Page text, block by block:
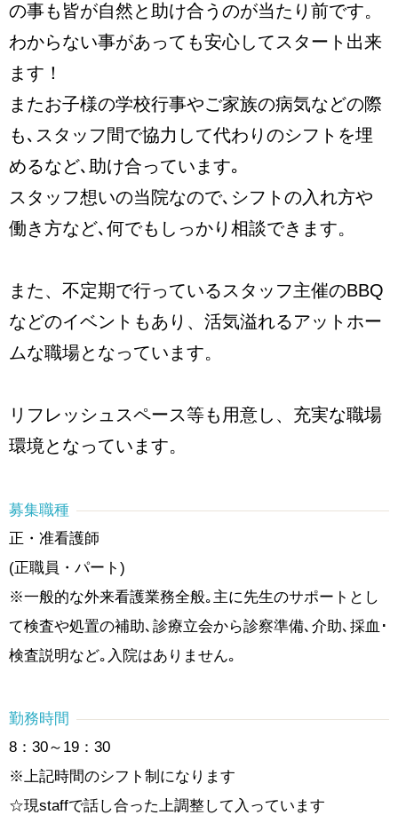
の事も皆が自然と助け合うのが当たり前です。
わからない事があっても安心してスタート出来
ます！
またお子様の学校行事やご家族の病気などの際
も､スタッフ間で協力して代わりのシフトを埋
めるなど､助け合っています｡
スタッフ想いの当院なので､シフトの入れ方や
働き方など､何でもしっかり相談できます。
また、不定期で行っているスタッフ主催のBBQ
などのイベントもあり、活気溢れるアットホー
ムな職場となっています。
リフレッシュスペース等も用意し、充実な職場
環境となっています。
募集職種
正・准看護師
(正職員・パート)
※一般的な外来看護業務全般｡主に先生のサポートとし
て検査や処置の補助､診療立会から診察準備､介助､採血･
検査説明など｡入院はありません｡
勤務時間
8：30～19：30
※上記時間のシフト制になります
☆現staffで話し合った上調整して入っています